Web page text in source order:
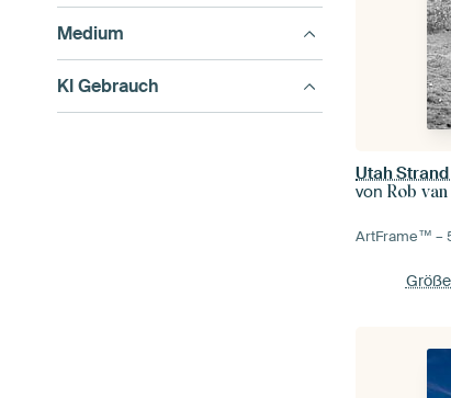
Medium
KI Gebrauch
Utah
vonRob
ArtFrame™ –